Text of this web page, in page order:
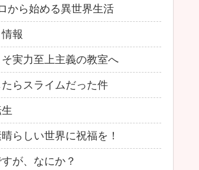
から始める異世界生活
報
そ実力至上主義の教室へ
らスライムだった件
らしい世界に祝福を！
が、なにか？